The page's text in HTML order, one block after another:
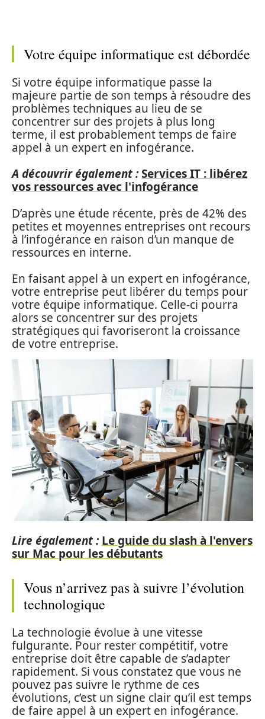
Votre équipe informatique est débordée
Si votre équipe informatique passe la
majeure partie de son temps à résoudre des
problèmes techniques au lieu de se
concentrer sur des projets à plus long
terme, il est probablement temps de faire
appel à un expert en infogérance.
A découvrir également :Services IT : libérez
vos ressources avec l'infogérance
D’après une étude récente, près de 42% des
petites et moyennes entreprises ont recours
à l’infogérance en raison d’un manque de
ressources en interne.
En faisant appel à un expert en infogérance,
votre entreprise peut libérer du temps pour
votre équipe informatique. Celle-ci pourra
alors se concentrer sur des projets
stratégiques qui favoriseront la croissance
de votre entreprise.
Lire également : Le guide du slash à l'envers
sur Mac pour les débutants
Vous n’arrivez pas à suivre l’évolution
technologique
La technologie évolue à une vitesse
fulgurante. Pour rester compétitif, votre
entreprise doit être capable de s’adapter
rapidement. Si vous constatez que vous ne
pouvez pas suivre le rythme de ces
évolutions, c’est un signe clair qu’il est temps
de faire appel à un expert en infogérance.